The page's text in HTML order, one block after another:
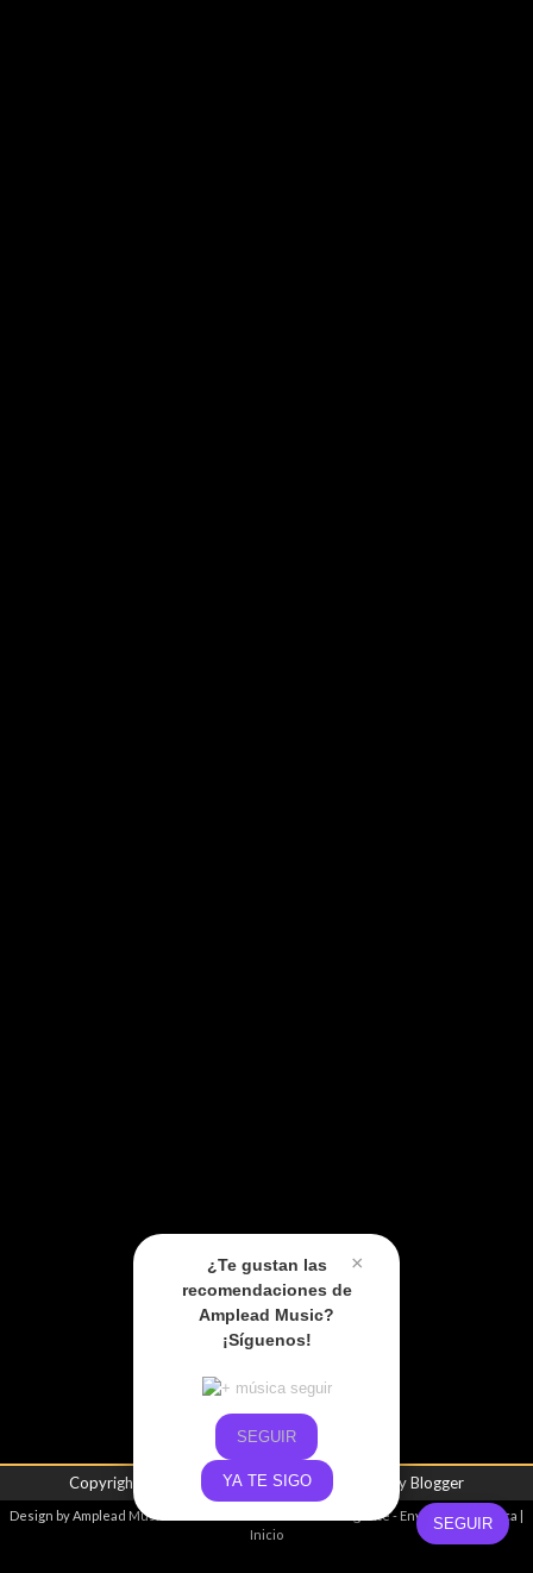
SEGUIR
×
¿Te gustan las
recomendaciones de
Amplead Music?
¡Síguenos!
SEGUIR
YA TE SIGO
Copyright © Amplead Music| Powered byBlogger
Design byAmplead Music - Promoviendo el talento emergente - Envíanos tu música
Inicio